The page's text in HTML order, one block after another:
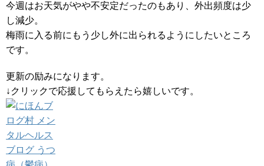
今週はお天気がやや不安定だったのもあり、外出頻度は少
し減少。
梅雨に入る前にもう少し外に出られるようにしたいところ
です。
更新の励みになります。
↓クリックで応援してもらえたら嬉しいです。